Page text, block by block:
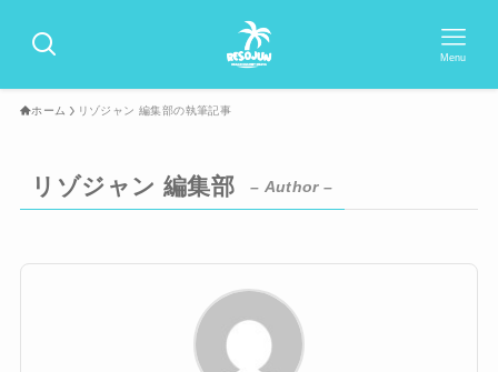
Menu
ホーム リゾジャン 編集部の執筆記事
リゾジャン 編集部 – Author –